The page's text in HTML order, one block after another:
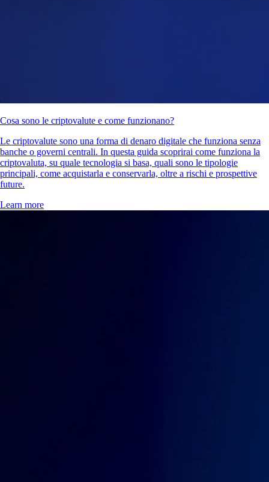
Cosa sono le criptovalute e come funzionano?
Le criptovalute sono una forma di denaro digitale che funziona senza
banche o governi centrali. In questa guida scoprirai come funziona la
criptovaluta, su quale tecnologia si basa, quali sono le tipologie
principali, come acquistarla e conservarla, oltre a rischi e prospettive
future.
Learn more